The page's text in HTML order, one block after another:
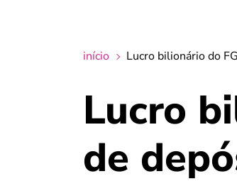
início Lucro bilionário do
Lucro
de